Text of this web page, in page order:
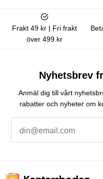
Frakt 49 kr | Fri frakt
över 499 kr
Nyhetsbrev
Anmäl dig till vårt
rabatter och nyheter om